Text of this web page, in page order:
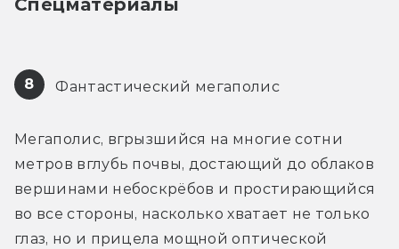
8 Фантастический мегаполис
Мегаполис, вгрызшийся на многие сотни
метров вглубь почвы, достающий до облаков
вершинами небоскрёбов и простирающийся
во все стороны, насколько хватает не только
глаз, но и прицела мощной оптической